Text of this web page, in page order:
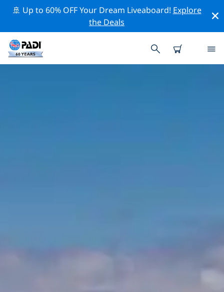
🚢 Up to 60% OFF Your Dream Liveaboard! Explore
the Deals